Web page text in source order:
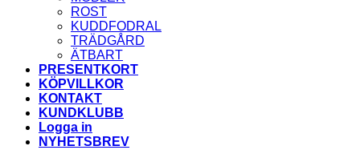
ROST
KUDDFODRAL
TRÄDGÅRD
ÄTBART
PRESENTKORT
KÖPVILLKOR
KONTAKT
KUNDKLUBB
Logga in
NYHETSBREV